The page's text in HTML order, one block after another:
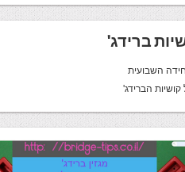
ברידג'
השבועית
קושיות הברידג'